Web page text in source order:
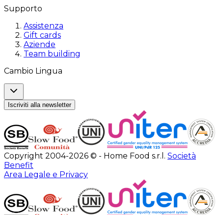
Supporto
Assistenza
Gift cards
Aziende
Team building
Cambio Lingua
Iscriviti alla newsletter
Copyright 2004-2026 © - Home Food s.r.l. Società
Benefit
Area Legale e Privacy